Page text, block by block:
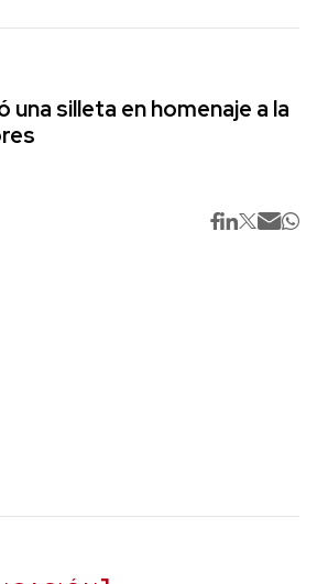
una silleta en homenaje a la